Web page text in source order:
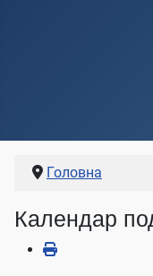
Головна
Календар